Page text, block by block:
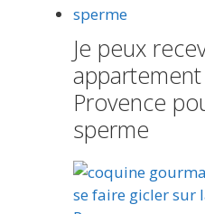
Je peux
Provence
sperme